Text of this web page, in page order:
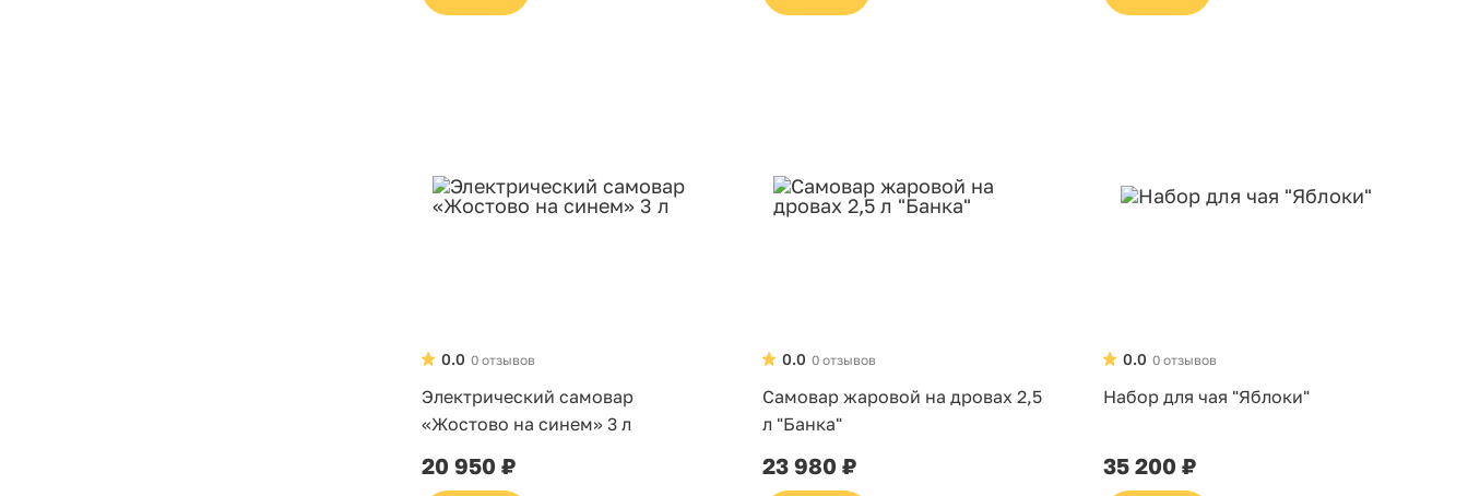
0 отзывов
0.0
Электрический самовар
«Жостово на синем» 3 л
20 950 ₽
0 отзывов
0.0
Самовар жаровой на дровах 2,5
л "Банка"
23 980 ₽
0 отзывов
0.0
Набор для чая "Яблоки"
35 200 ₽